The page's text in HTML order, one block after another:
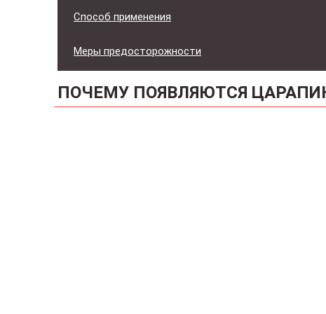
Способ применения
Меры предосторожности
ПОЧЕМУ ПОЯВЛЯЮТСЯ